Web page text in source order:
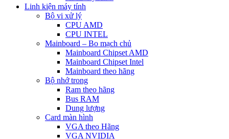
Linh kiện máy tính
Bộ vi xử lý
CPU AMD
CPU INTEL
Mainboard – Bo mạch chủ
Mainboard Chipset AMD
Mainboard Chipset Intel
Mainboard theo hãng
Bộ nhớ trong
Ram theo hãng
Bus RAM
Dung lượng
Card màn hình
VGA theo Hãng
VGA NVIDIA